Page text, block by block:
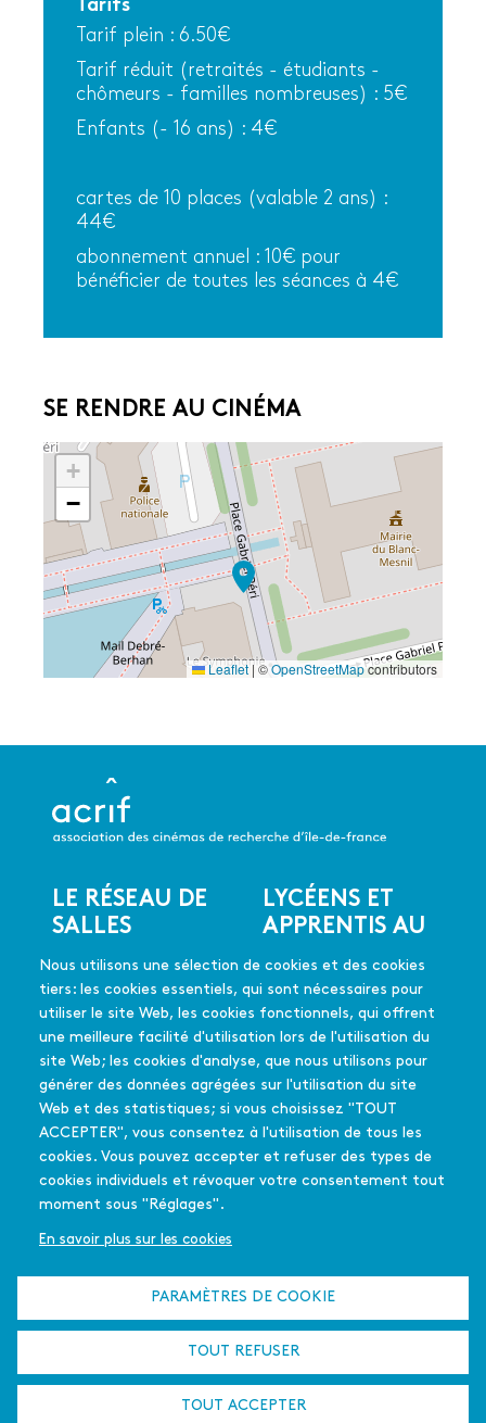
Tarifs
Tarif plein : 6.50€
Tarif réduit (retraités - étudiants -
chômeurs - familles nombreuses) : 5€
Enfants (- 16 ans) : 4€
cartes de 10 places (valable 2 ans) :
44€
abonnement annuel : 10€ pour
bénéficier de toutes les séances à 4€
SE RENDRE AU CINÉMA
+
−
Leaflet | ©OpenStreetMapcontributors
Nous utilisons une sélection de cookies et des cookies
tiers: les cookies essentiels, qui sont nécessaires pour
utiliser le site Web, les cookies fonctionnels, qui offrent
une meilleure facilité d'utilisation lors de l'utilisation du
site Web; les cookies d'analyse, que nous utilisons pour
générer des données agrégées sur l'utilisation du site
Web et des statistiques; si vous choisissez "TOUT
ACCEPTER", vous consentez à l'utilisation de tous les
cookies. Vous pouvez accepter et refuser des types de
cookies individuels et révoquer votre consentement tout
moment sous "Réglages".
En savoir plus sur les cookies
PARAMÈTRES DE COOKIE
TOUT REFUSER
TOUT ACCEPTER
Menu
pied
de
page
LE RÉSEAU DE
SALLES
Les salles du réseau
Les coups de coeur
Les films soutenus
LYCÉENS ET
APPRENTIS AU
CINÉMA
En quelques mots
Mode d'emploi
FAQ
Édition 2025-26
PASSEURS
D'IMAGES
En quelques mots
La déclinaison
francilienne
L'été culturel
Menu
secondaire
L'équipe - Contact
Partenaires
Qui sommes-nous
?
utiles
19 rue Frédérick Lemaître 75020